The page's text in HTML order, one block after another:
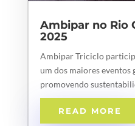
Ambipar no Rio
2025
Ambipar Triciclo
um dos maiores eventos
promovendo
READ MORE